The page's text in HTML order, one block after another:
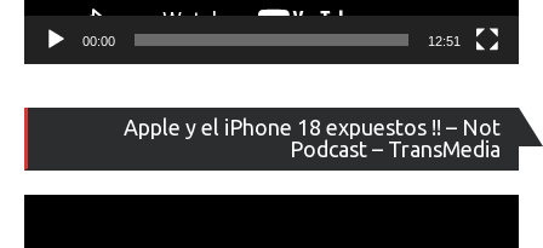
00:00 12:51
Apple y el iPhone 18 expuestos !! – Not
Podcast – TransMedia
de